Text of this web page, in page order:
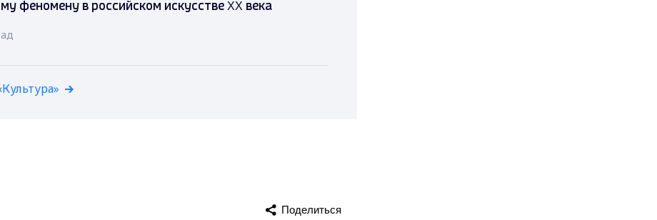
феномену в российском искусстве XX века
Поделиться